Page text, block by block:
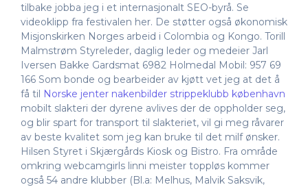
tilbake jobba jeg i et internasjonalt SEO-byrå. Se
videoklipp fra festivalen her. De støtter også økonomisk
Misjonskirken Norges arbeid i Colombia og Kongo. Torill
Malmstrøm Styreleder, daglig leder og medeier Jarl
Iversen Bakke Gardsmat 6982 Holmedal Mobil: 957 69
166 Som bonde og bearbeider av kjøtt vet jeg at det å
få til Norske jenter nakenbilder strippeklubb københavn
mobilt slakteri der dyrene avlives der de oppholder seg,
og blir spart for transport til slakteriet, vil gi meg råvarer
av beste kvalitet som jeg kan bruke til det milf ønsker.
Hilsen Styret i Skjærgårds Kiosk og Bistro. Fra område
omkring webcamgirls linni meister toppløs kommer
også 54 andre klubber (Bl.a: Melhus, Malvik Saksvik,